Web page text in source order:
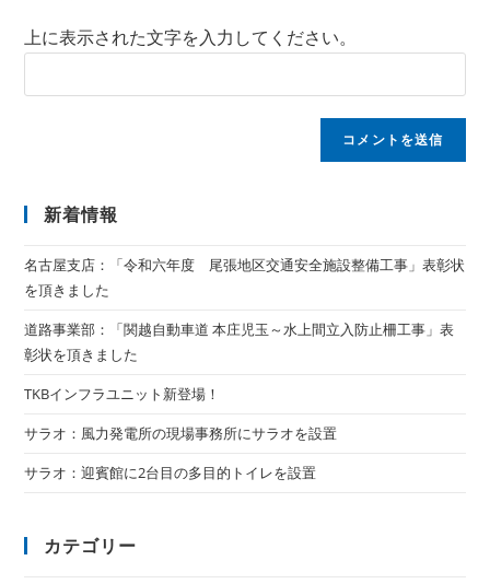
上に表示された文字を入力してください。
新着情報
名古屋支店：「令和六年度 尾張地区交通安全施設整備工事」表彰状
を頂きました
道路事業部：「関越自動車道 本庄児玉～水上間立入防止柵工事」表
彰状を頂きました
TKBインフラユニット新登場！
サラオ：風力発電所の現場事務所にサラオを設置
サラオ：迎賓館に2台目の多目的トイレを設置
カテゴリー